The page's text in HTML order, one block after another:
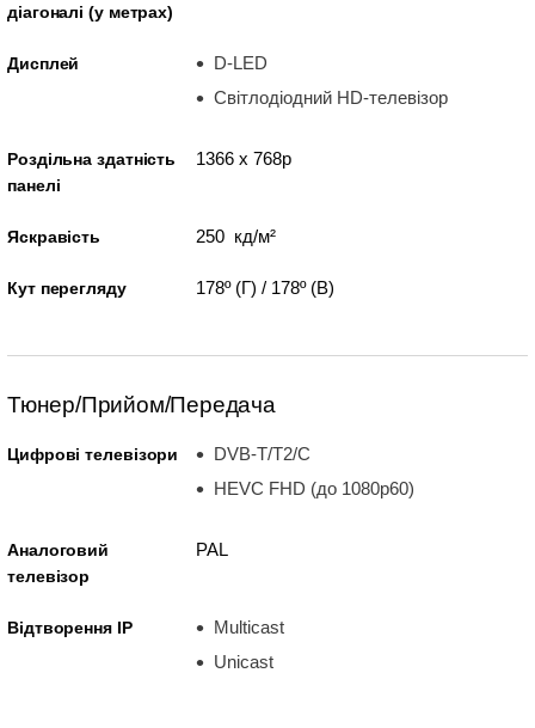
діагоналі (у метрах)
Дисплей
D-LED
Світлодіодний HD-телевізор
Роздільна здатність
панелі
1366 x 768p
Яскравість 250 кд/м²
Кут перегляду 178º (Г) / 178º (В)
Тюнер/Прийом/Передача
Цифрові телевізори
DVB-T/T2/C
HEVC FHD (до 1080p60)
Аналоговий
телевізор
PAL
Відтворення IP
Multicast
Unicast